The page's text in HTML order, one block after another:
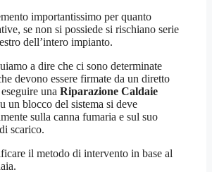
importantissimo per quanto
se non si possiede si rischiano serie
dell’intero impianto.
a dire che ci sono determinate
devono essere firmate da un diretto
una Riparazione Caldaie
un blocco del sistema si deve
sulla canna fumaria e sul suo
scarico.
il metodo di intervento in base al